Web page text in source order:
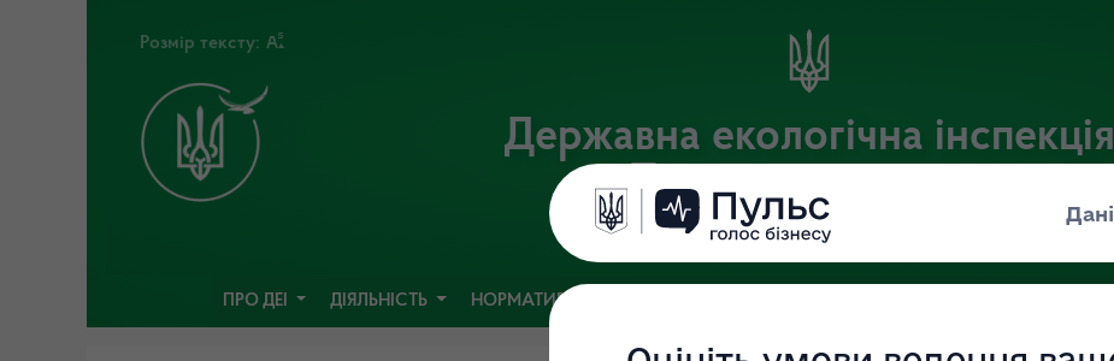
Розмір тексту:
Державна екологічна інспекція
Поліського округу
Офіційний веб-портал
ПРО ДЕІ ДІЯЛЬНІСТЬ НОРМАТИВНА БАЗА